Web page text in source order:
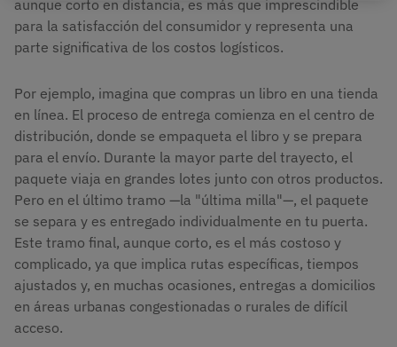
aunque corto en distancia, es más que imprescindible
para la satisfacción del consumidor y representa una
parte significativa de los costos logísticos.
Por ejemplo, imagina que compras un libro en una tienda
en línea. El proceso de entrega comienza en el centro de
distribución, donde se empaqueta el libro y se prepara
para el envío. Durante la mayor parte del trayecto, el
paquete viaja en grandes lotes junto con otros productos.
Pero en el último tramo —la "última milla"—, el paquete
se separa y es entregado individualmente en tu puerta.
Este tramo final, aunque corto, es el más costoso y
complicado, ya que implica rutas específicas, tiempos
ajustados y, en muchas ocasiones, entregas a domicilios
en áreas urbanas congestionadas o rurales de difícil
acceso.